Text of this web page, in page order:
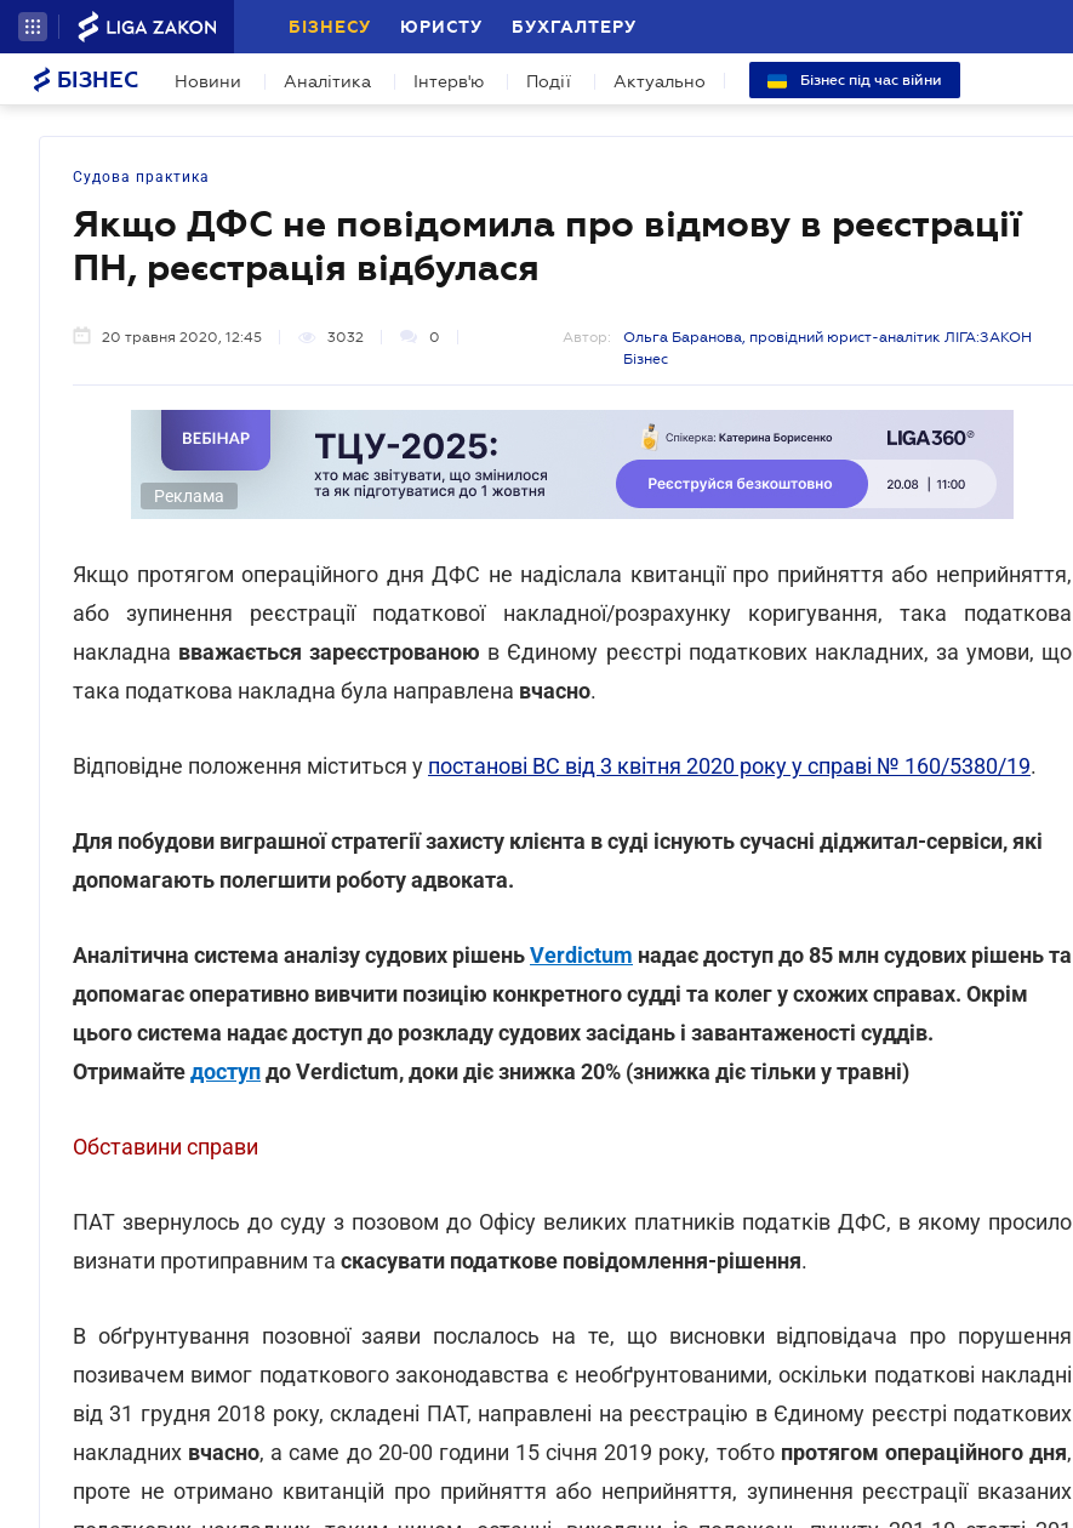
БІЗНЕСУ ЮРИСТУ БУХГАЛТЕРУ
БІЗНЕС Новини Аналітика Інтерв'ю Події Актуально Бізнес під час війни
Судова практика
Якщо ДФС не повідомила про відмову в реєстрації
ПН, реєстрація відбулася
20 травня 2020, 12:45 3032 0 Автор:
Ольга Баранова, провідний юрист-аналітик ЛІГА:ЗАКОН
Бізнес
Реклама
Якщо протягом операційного дня ДФС не надіслала квитанції про прийняття або неприйняття,
або зупинення реєстрації податкової накладної/розрахунку коригування, така податкова
накладна вважається зареєстрованою в Єдиному реєстрі податкових накладних, за умови, що
така податкова накладна була направлена вчасно.
Відповідне положення міститься у постанові ВС від 3 квітня 2020 року у справі № 160/5380/19.
Для побудови виграшної стратегії захисту клієнта в суді існують сучасні діджитал-сервіси, які
допомагають полегшити роботу адвоката.
Аналітична система аналізу судових рішеньVerdictum надає доступ до 85 млн судових рішень та
допомагає оперативно вивчити позицію конкретного судді та колег у схожих справах. Окрім
цього система надає доступ до розкладу судових засідань і завантаженості суддів.
Отримайтедоступдо Verdictum, доки діє знижка 20% (знижка діє тільки у травні)
Обставини справи
ПАТ звернулось до суду з позовом до Офісу великих платників податків ДФС, в якому просило
визнати протиправним та скасувати податкове повідомлення-рішення.
В обґрунтування позовної заяви послалось на те, що висновки відповідача про порушення
позивачем вимог податкового законодавства є необґрунтованими, оскільки податкові накладні
від 31 грудня 2018 року, складені ПАТ, направлені на реєстрацію в Єдиному реєстрі податкових
накладних вчасно, а саме до 20-00 години 15 січня 2019 року, тобто протягом операційного дня,
проте не отримано квитанцій про прийняття або неприйняття, зупинення реєстрації вказаних